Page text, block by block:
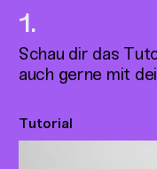
Schau dir das
auch gerne mit
Tutorial